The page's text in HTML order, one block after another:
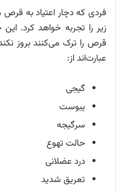
فردی که دچار اعتیاد به
زیر را تجربه خواهد کرد.
قرص را ترک می‌کنند بروز
عبارت‌اند از:
گیجی
یبوست
سرگیجه
حالت تهوع
درد عضلانی
تعریق شدید